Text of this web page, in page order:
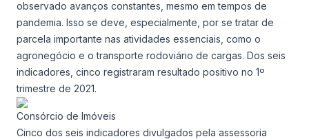
observado avanços constantes, mesmo em tempos de
pandemia. Isso se deve, especialmente, por se tratar de
parcela importante nas atividades essenciais, como o
agronegócio e o transporte rodoviário de cargas. Dos seis
indicadores, cinco registraram resultado positivo no 1º
trimestre de 2021.
Consórcio de Imóveis
Cinco dos seis indicadores divulgados pela assessoria